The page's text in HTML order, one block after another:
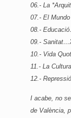
06.- La
07.- El
08.-
09.-
10.- Vida
11.- La
12.-
I acabe, no
de València,